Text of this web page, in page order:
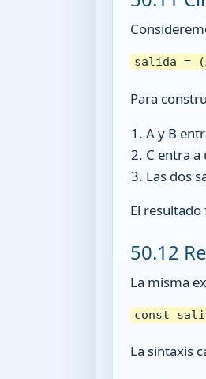
salida =
Para
A y B
C entra a
Las dos
El resultado
50.12
La misma
const
La sintaxis